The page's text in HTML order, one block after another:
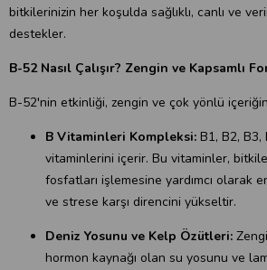
bitkilerinizin her koşulda sağlıklı, canlı ve
destekler.
B-52 Nasıl Çalışır? Zengin ve Kapsamlı
B-52'nin etkinliği, zengin ve çok yönlü
B Vitaminleri Kompleksi: B1, B2,
vitaminlerini içerir. Bu vitaminler,
fosfatları işlemesine yardımcı olarak
ve strese karşı direncini yükseltir.
Deniz Yosunu ve Kelp Özütleri:
hormon kaynağı olan su yosunu ve